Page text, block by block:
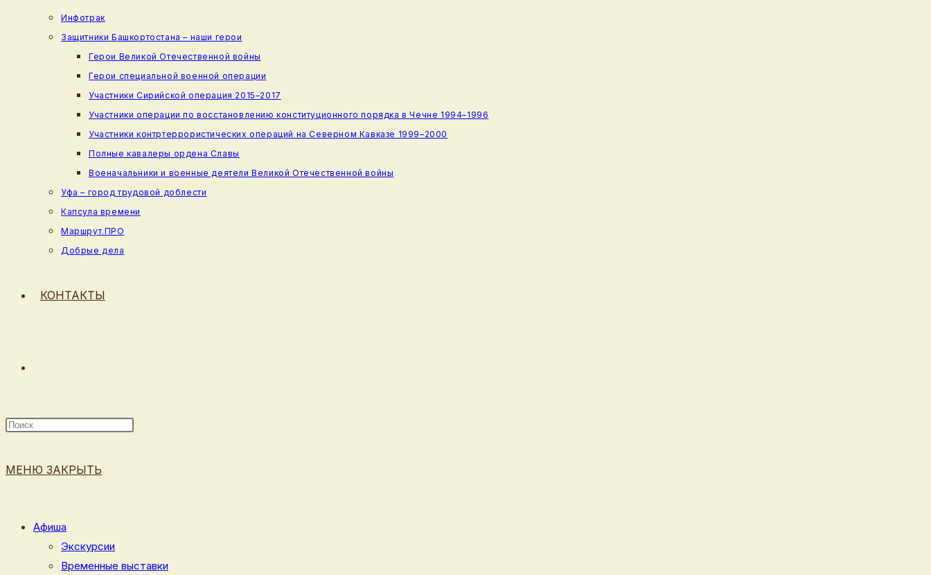
Инфотрак
Защитники Башкортостана – наши герои
Герои Великой Отечественной войны
Герои специальной военной операции
Участники Сирийской операция 2015–2017
Участники операции по восстановлению конституционного порядка в Чечне 1994–1996
Участники контртеррористических операций на Северном Кавказе 1999–2000
Полные кавалеры ордена Славы
Военачальники и военные деятели Великой Отечественной войны
Уфа – город трудовой доблести
Капсула времени
Маршрут.ПРО
Добрые дела
КОНТАКТЫ
МЕНЮ ЗАКРЫТЬ
Афиша
Экскурсии
Временные выставки